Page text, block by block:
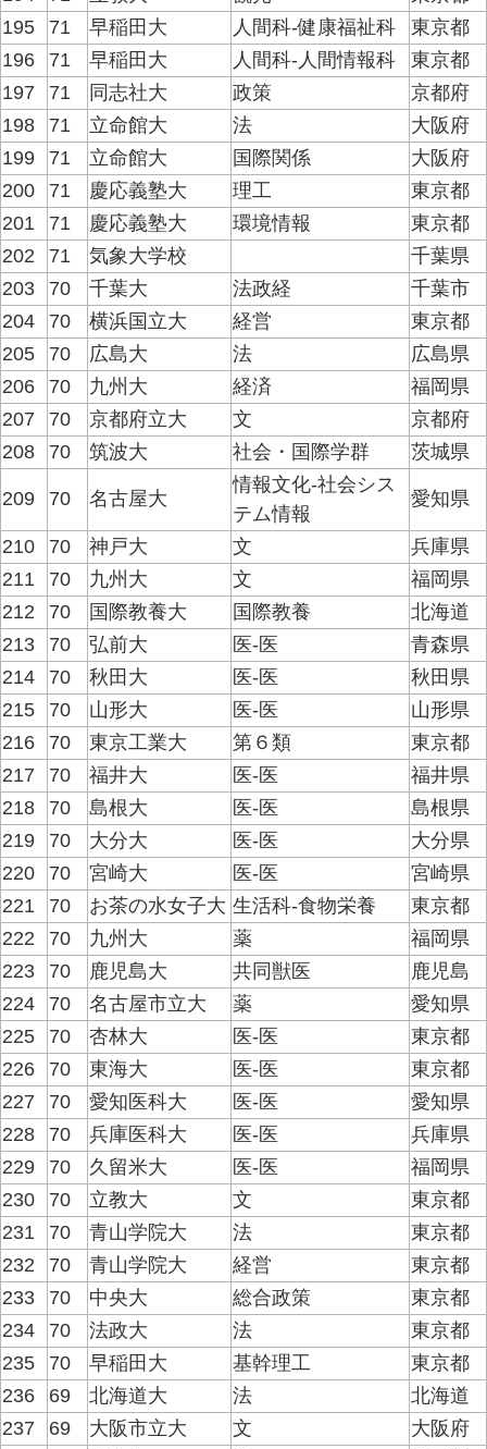
195
71 早稲田大 人間科-健康福祉科
東京都
196
71 早稲田大 人間科-人間情報科
東京都
197
71 同志社大 政策
京都府
198
71 立命館大 法
大阪府
199
71 立命館大 国際関係
大阪府
200
71 慶応義塾大 理工
東京都
201
71 慶応義塾大 環境情報
東京都
202
71 気象大学校
千葉県
203
70 千葉大 法政経
千葉市
204
70 横浜国立大 経営
東京都
205
70 広島大 法
広島県
206
70 九州大 経済
福岡県
207
70 京都府立大 文
京都府
208
70 筑波大 社会・国際学群 茨城県
209 70 名古屋大
情報文化-社会シス
テム情報
愛知県
210 70 神戸大 文
兵庫県
211
70 九州大 文
福岡県
212
70 国際教養大 国際教養
北海道
213
70 弘前大 医-医
青森県
214
70 秋田大 医-医
秋田県
215
70 山形大 医-医
山形県
216
70 東京工業大 第６類
東京都
217
70 福井大 医-医
福井県
218
70 島根大 医-医
島根県
219
70 大分大 医-医
大分県
220
70 宮崎大 医-医
宮崎県
221
70 お茶の水女子大 生活科-食物栄養
東京都
222
70 九州大 薬
福岡県
223
70 鹿児島大 共同獣医
鹿児島
224
70 名古屋市立大 薬
愛知県
225
70 杏林大 医-医
東京都
226
70 東海大 医-医
東京都
227
70 愛知医科大 医-医
愛知県
228
70 兵庫医科大 医-医
兵庫県
229
70 久留米大 医-医
福岡県
230
70 立教大 文
東京都
231
70 青山学院大 法
東京都
232
70 青山学院大 経営
東京都
233
70 中央大 総合政策
東京都
234
70 法政大 法
東京都
235
70 早稲田大 基幹理工
東京都
236
69 北海道大 法
北海道
237
69 大阪市立大 文
大阪府